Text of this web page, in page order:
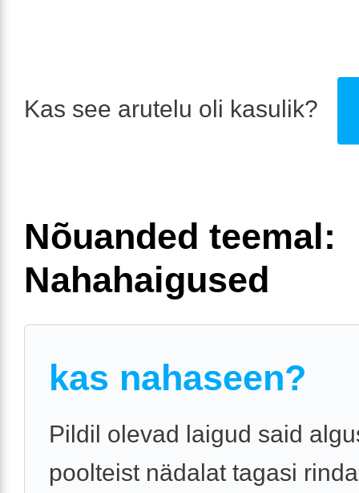
Kas see arutelu oli kasulik?
Nõuanded teemal:
Nahahaigused
kas nahaseen?
Pildil olevad laigud said
poolteist nädalat tagasi